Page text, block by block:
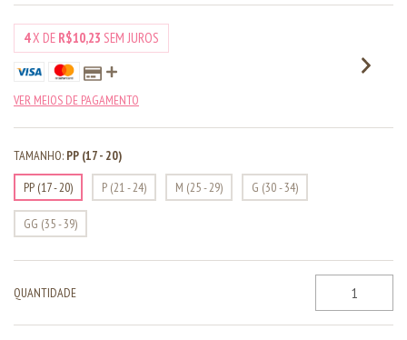
4X DE R$10,23 SEM JUROS
VER MEIOS DE PAGAMENTO
TAMANHO: PP (17 - 20)
PP (17 - 20)
P (21 - 24) M (25 - 29) G (30 - 34)
GG (35 - 39)
QUANTIDADE